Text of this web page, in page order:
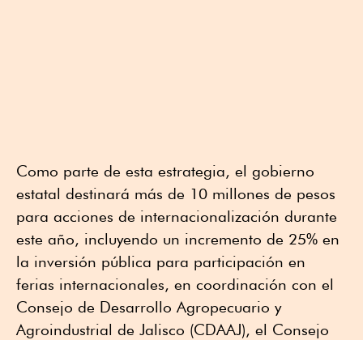
Como parte de esta estrategia, el gobierno
estatal destinará más de 10 millones de pesos
para acciones de internacionalización durante
este año, incluyendo un incremento de 25% en
la inversión pública para participación en
ferias internacionales, en coordinación con el
Consejo de Desarrollo Agropecuario y
Agroindustrial de Jalisco (CDAAJ), el Consejo